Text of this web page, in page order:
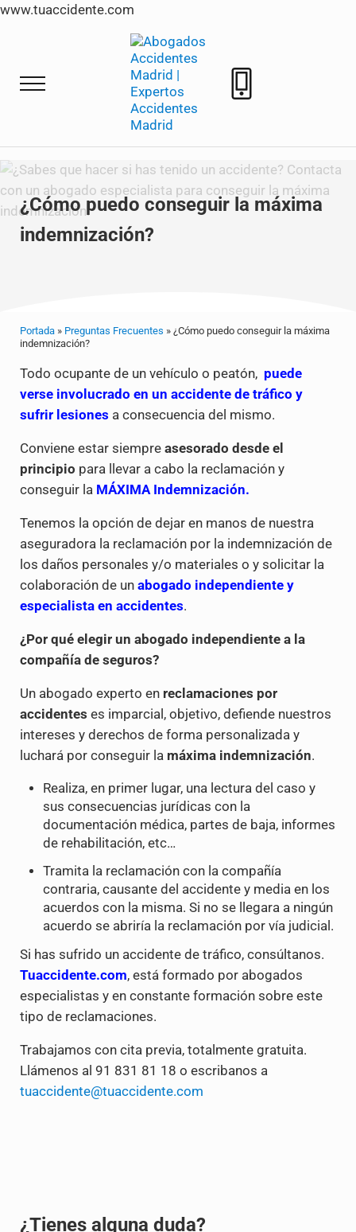
www.tuaccidente.com
Saltar al contenido principal
Skip to header right navigation
Menu
Tuaccidente
Tuaccidente Abogados indemnización
¿Cómo puedo conseguir la máxima
indemnización?
Portada» Preguntas Frecuentes » ¿Cómo puedo conseguir la máxima
indemnización?
Todo ocupante de un vehículo o peatón, puede
verse involucrado en un accidente de tráfico y
sufrir lesiones a consecuencia del mismo.
Conviene estar siempre asesorado desde el
principio para llevar a cabo la reclamación y
conseguir la MÁXIMA Indemnización.
Tenemos la opción de dejar en manos de nuestra
aseguradora la reclamación por la indemnización de
los daños personales y/o materiales o y solicitar la
colaboración de un abogado independiente y
especialista en accidentes.
¿Por qué elegir un abogado independiente a la
compañía de seguros?
Un abogado experto en reclamaciones por
accidentes es imparcial, objetivo, defiende nuestros
intereses y derechos de forma personalizada y
luchará por conseguir la máxima indemnización.
Realiza, en primer lugar, una lectura del caso y
sus consecuencias jurídicas con la
documentación médica, partes de baja, informes
de rehabilitación, etc…
Tramita la reclamación con la compañía
contraria, causante del accidente y media en los
acuerdos con la misma. Si no se llegara a ningún
acuerdo se abriría la reclamación por vía judicial.
Si has sufrido un accidente de tráfico, consúltanos.
Tuaccidente.com, está formado por abogados
especialistas y en constante formación sobre este
tipo de reclamaciones.
Trabajamos con cita previa, totalmente gratuita.
Llámenos al 91 831 81 18 o escribanos a
tuaccidente@tuaccidente.com
¿Tienes alguna duda?